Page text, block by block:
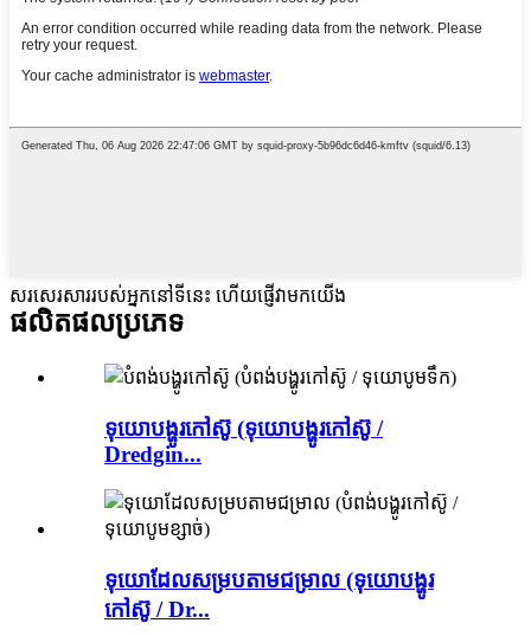
សរសេរសាររបស់អ្នកនៅទីនេះ ហើយផ្ញើវាមកយើង
ផលិតផលប្រភេទ
ទុយោបង្ហូរកៅស៊ូ (ទុយោបង្ហូរកៅស៊ូ /
Dredgin...
ទុយោដែលសម្របតាមជម្រាល (ទុយោបង្ហូរ
កៅស៊ូ / Dr...